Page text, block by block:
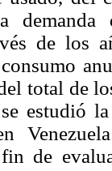
de los
total de
estudió
de